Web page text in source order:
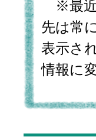
※最近
先は常
表示さ
情報に